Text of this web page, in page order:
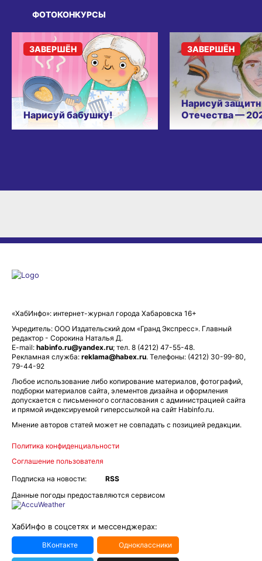
ФОТОКОНКУРСЫ
Нарисуй бабушку!
ЗАВЕРШЁН
Нарисуй
Отечества —
ЗАВЕРШЁН
«ХабИнфо»: интернет-журнал города Хабаровска 16+
Учредитель: ООО Издательский дом «Гранд Экспресс». Главный
редактор - Сорокина Наталья Д.
E-mail: habinfo.ru@yandex.ru; тел. 8 (4212) 47-55-48.
Рекламная служба: reklama@habex.ru. Телефоны: (4212) 30-99-80,
79-44-92
Любое использование либо копирование материалов, фотографий,
подборки материалов сайта, элементов дизайна и оформления
допускается с письменного согласования с администрацией сайта
и прямой индексируемой гиперссылкой на сайт Habinfo.ru.
Мнение авторов статей может не совпадать с позицией редакции.
Политика конфиденциальности
Соглашение пользователя
Подписка на новости:
RSS
Данные погоды предоставляются сервисом
ХабИнфо в соцсетях и мессенджерах:
ВКонтакте Одноклассники